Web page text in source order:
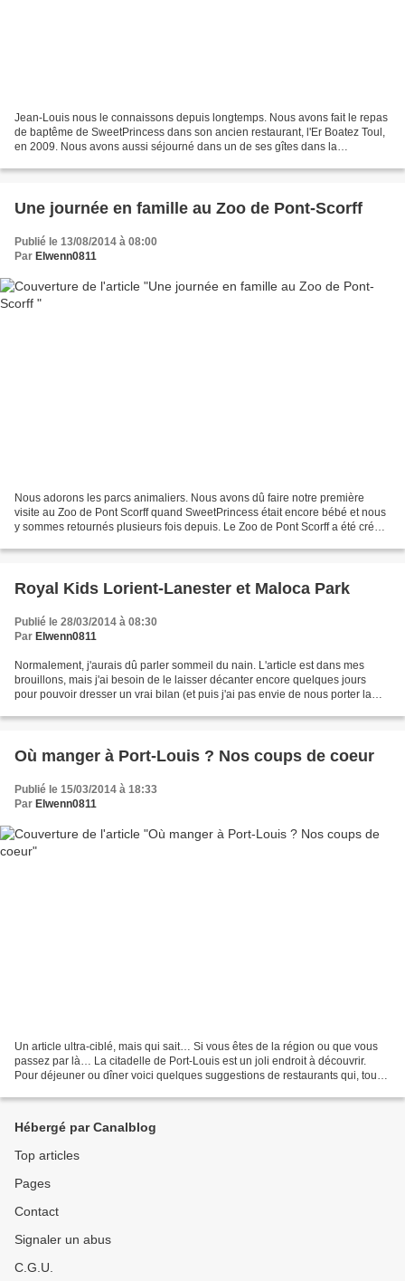
Jean-Louis nous le connaissons depuis longtemps. Nous avons fait le repas
de baptême de SweetPrincess dans son ancien restaurant, l'Er Boatez Toul,
en 2009. Nous avons aussi séjourné dans un de ses gîtes dans la
Une journée en famille au Zoo de Pont-Scorff
Publié le 13/08/2014 à 08:00
Par Elwenn0811
Nous adorons les parcs animaliers. Nous avons dû faire notre première
visite au Zoo de Pont Scorff quand SweetPrincess était encore bébé et nous
y sommes retournés plusieurs fois depuis. Le Zoo de Pont Scorff a été créé
Royal Kids Lorient-Lanester et Maloca Park
Publié le 28/03/2014 à 08:30
Par Elwenn0811
Normalement, j'aurais dû parler sommeil du nain. L'article est dans mes
brouillons, mais j'ai besoin de le laisser décanter encore quelques jours
pour pouvoir dresser un vrai bilan (et puis j'ai pas envie de nous porter la
Où manger à Port-Louis ? Nos coups de coeur
Publié le 15/03/2014 à 18:33
Par Elwenn0811
Un article ultra-ciblé, mais qui sait… Si vous êtes de la région ou que vous
passez par là… La citadelle de Port-Louis est un joli endroit à découvrir.
Pour déjeuner ou dîner voici quelques suggestions de restaurants qui, tous,
Hébergé par Canalblog
Top articles
Pages
Contact
Signaler un abus
C.G.U.